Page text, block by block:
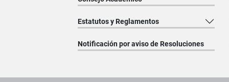
Estatutos y Reglamentos
Notificación por aviso de Resoluciones